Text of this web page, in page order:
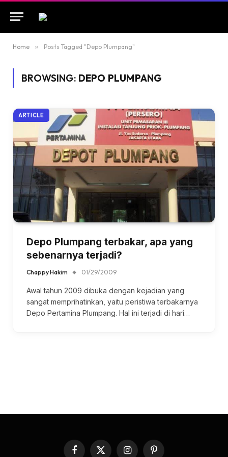
Home » Posts Tagged "Depo Plumpang"
BROWSING: DEPO PLUMPANG
ARTICLE
Depo Plumpang terbakar, apa yang
sebenarnya terjadi?
Chappy Hakim 01/29/2009
Awal tahun 2009 dibuka dengan kejadian yang
sangat memprihatinkan, yaitu peristiwa terbakarnya
Depo Pertamina Plumpang. Hal ini terjadi di hari…
Facebook
X InstagramPinterest